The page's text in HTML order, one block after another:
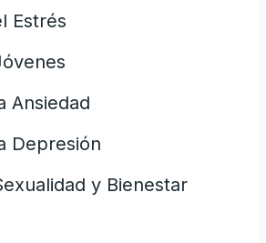
Estrés
Ansiedad
Depresión
y Bienestar